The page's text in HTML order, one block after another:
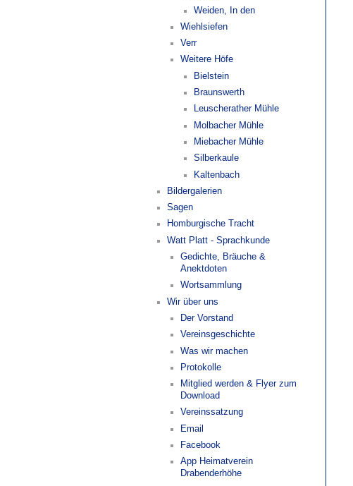
Weiden, In den
Wiehlsiefen
Verr
Weitere Höfe
Bielstein
Braunswerth
Leuscherather Mühle
Molbacher Mühle
Miebacher Mühle
Silberkaule
Kaltenbach
Bildergalerien
Sagen
Homburgische Tracht
Watt Platt - Sprachkunde
Gedichte, Bräuche &
Anektdoten
Wortsammlung
Wir über uns
Der Vorstand
Vereinsgeschichte
Was wir machen
Protokolle
Mitglied werden & Flyer zum
Download
Vereinssatzung
Email
Facebook
App Heimatverein
Drabenderhöhe